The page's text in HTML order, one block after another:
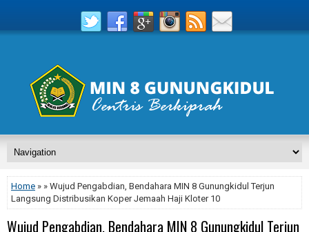
Home » » Wujud Pengabdian, Bendahara MIN 8 Gunungkidul Terjun
Langsung Distribusikan Koper Jemaah Haji Kloter 10
Wujud Pengabdian, Bendahara MIN 8 Gunungkidul Terjun